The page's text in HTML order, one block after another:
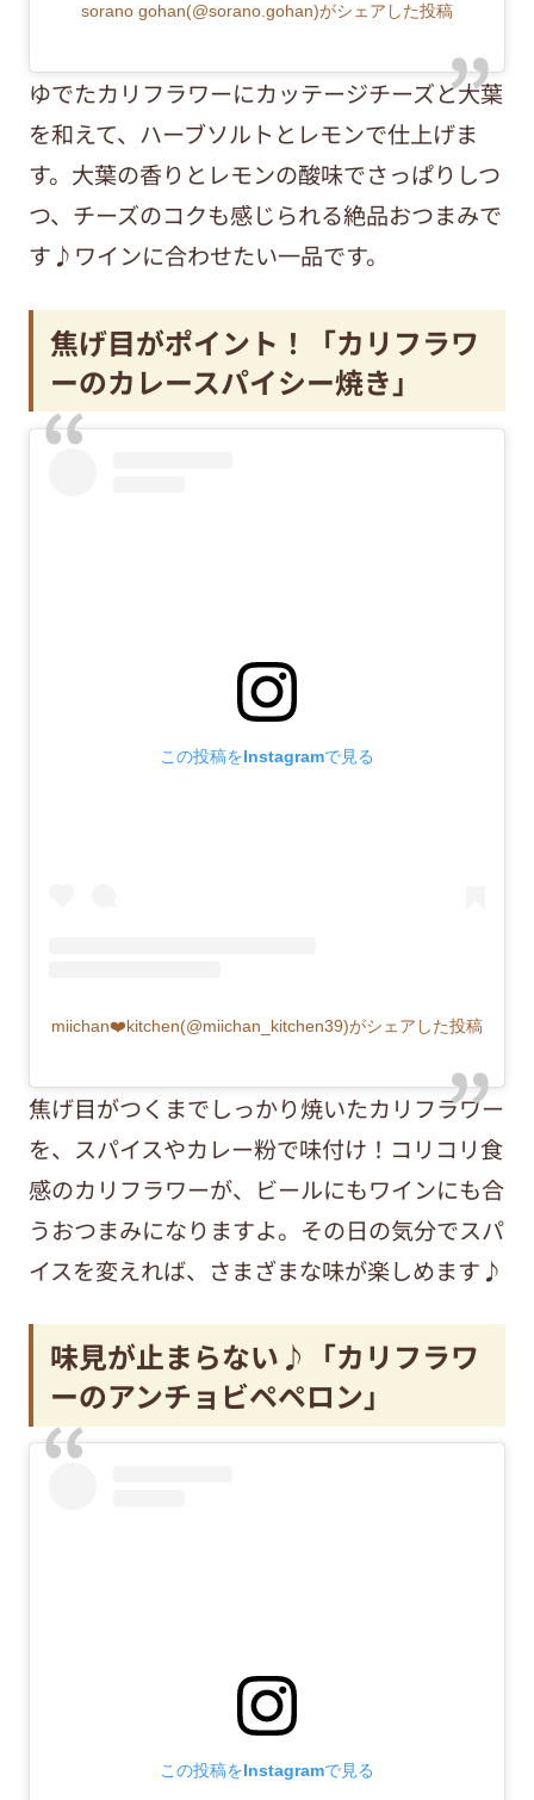
sorano gohan(@sorano.gohan)がシェアした投稿
ゆでたカリフラワーにカッテージチーズと大葉
を和えて、ハーブソルトとレモンで仕上げま
す。大葉の香りとレモンの酸味でさっぱりしつ
つ、チーズのコクも感じられる絶品おつまみで
す♪ワインに合わせたい一品です。
焦げ目がポイント！「カリフラワ
ーのカレースパイシー焼き」
この投稿をInstagramで見る
miichan❤️kitchen(@miichan_kitchen39)がシェアした投稿
焦げ目がつくまでしっかり焼いたカリフラワー
を、スパイスやカレー粉で味付け！コリコリ食
感のカリフラワーが、ビールにもワインにも合
うおつまみになりますよ。その日の気分でスパ
イスを変えれば、さまざまな味が楽しめます♪
味見が止まらない♪「カリフラワ
ーのアンチョビペペロン」
この投稿をInstagramで見る